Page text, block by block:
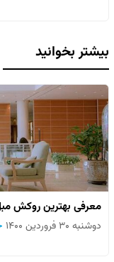
بیشتر بخوانید
معرفی بهترین روکش
دوشنبه ۳۰ فروردین ۱۴۰۰